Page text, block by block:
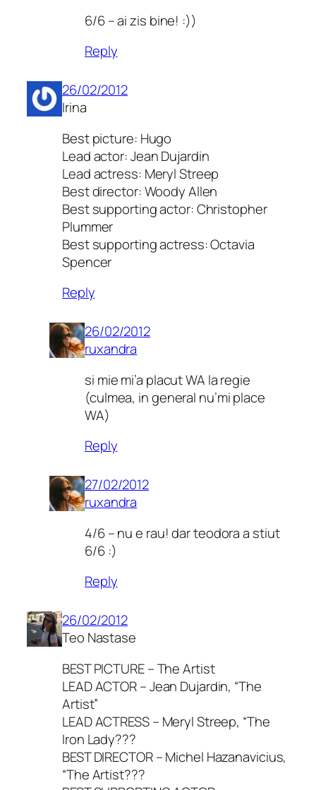
6/6 – ai zis bine! :))
Reply
26/02/2012
Irina
Best picture: Hugo
Lead actor: Jean Dujardin
Lead actress: Meryl Streep
Best director: Woody Allen
Best supporting actor: Christopher
Plummer
Best supporting actress: Octavia
Spencer
Reply
26/02/2012
ruxandra
si mie mi’a placut WA la regie
(culmea, in general nu’mi place
WA)
Reply
27/02/2012
ruxandra
4/6 – nu e rau! dar teodora a stiut
6/6 :)
Reply
26/02/2012
Teo Nastase
BEST PICTURE – The Artist
LEAD ACTOR – Jean Dujardin, “The
Artist”
LEAD ACTRESS – Meryl Streep, “The
Iron Lady???
BEST DIRECTOR – Michel Hazanavicius,
“The Artist???